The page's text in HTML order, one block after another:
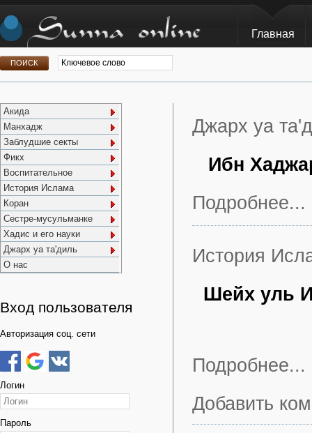
Главная
Акида
Манхадж
Заблудшие секты
Фикх
Воспитательное
История Ислама
Коран
Сестре-мусульманке
Хадис и его науки
Джарх уа та'диль
О нас
Вход пользователя
Авторизация соц. сети
Логин
Пароль
Джарх уа
Ибн
Подробнее...
История
Шейх уль
Подробнее...
Добавить